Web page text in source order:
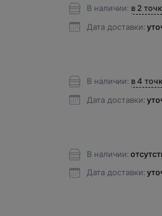
В наличии: в 2
Дата доставки:
В наличии: в 4
Дата доставки:
В наличии:
Дата доставки: